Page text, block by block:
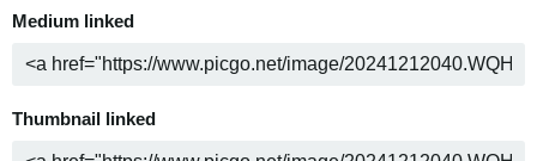
Medium linked
Thumbnail linked